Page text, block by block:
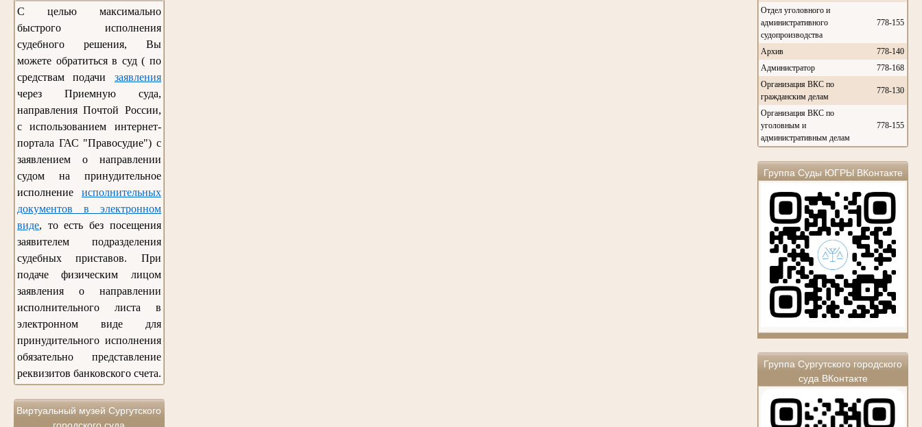
С целью максимально
быстрого исполнения
судебного решения, Вы
можете обратиться в суд ( по
средствам подачи заявления
через Приемную суда,
направления Почтой России,
с использованием интернет-
портала ГАС "Правосудие") с
заявлением о направлении
судом на принудительное
исполнение исполнительных
документов в электронном
виде, то есть без посещения
заявителем подразделения
судебных приставов. При
подаче физическим лицом
заявления о направлении
исполнительного листа в
электронном виде для
принудительного исполнения
обязательно представление
реквизитов банковского счета.
Виртуальный музей Сургутского
Отдел уголовного и
административного
судопроизводства
778-155
Архив
778-140
Администратор
778-168
Организация ВКС по
гражданским делам
778-130
Организация ВКС по
уголовным и
административным делам
778-155
Группа Суды ЮГРЫ ВКонтакте
Группа Сургутского городского
суда ВКонтакте